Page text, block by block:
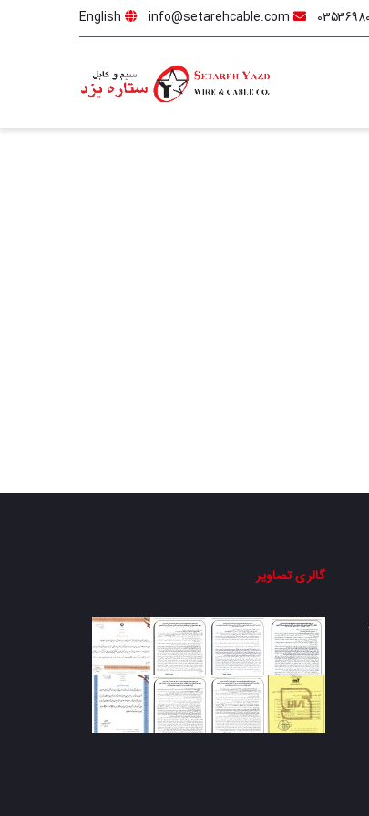
گالری تصاویر